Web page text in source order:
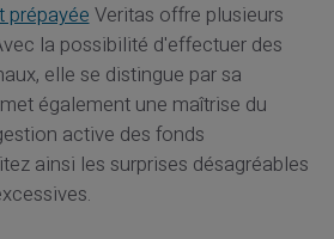
prépayéeVeritas offre plusieurs
la possibilité d'effectuer des
elle se distingue par sa
également une maîtrise du
active des fonds
ainsi les surprises désagréables